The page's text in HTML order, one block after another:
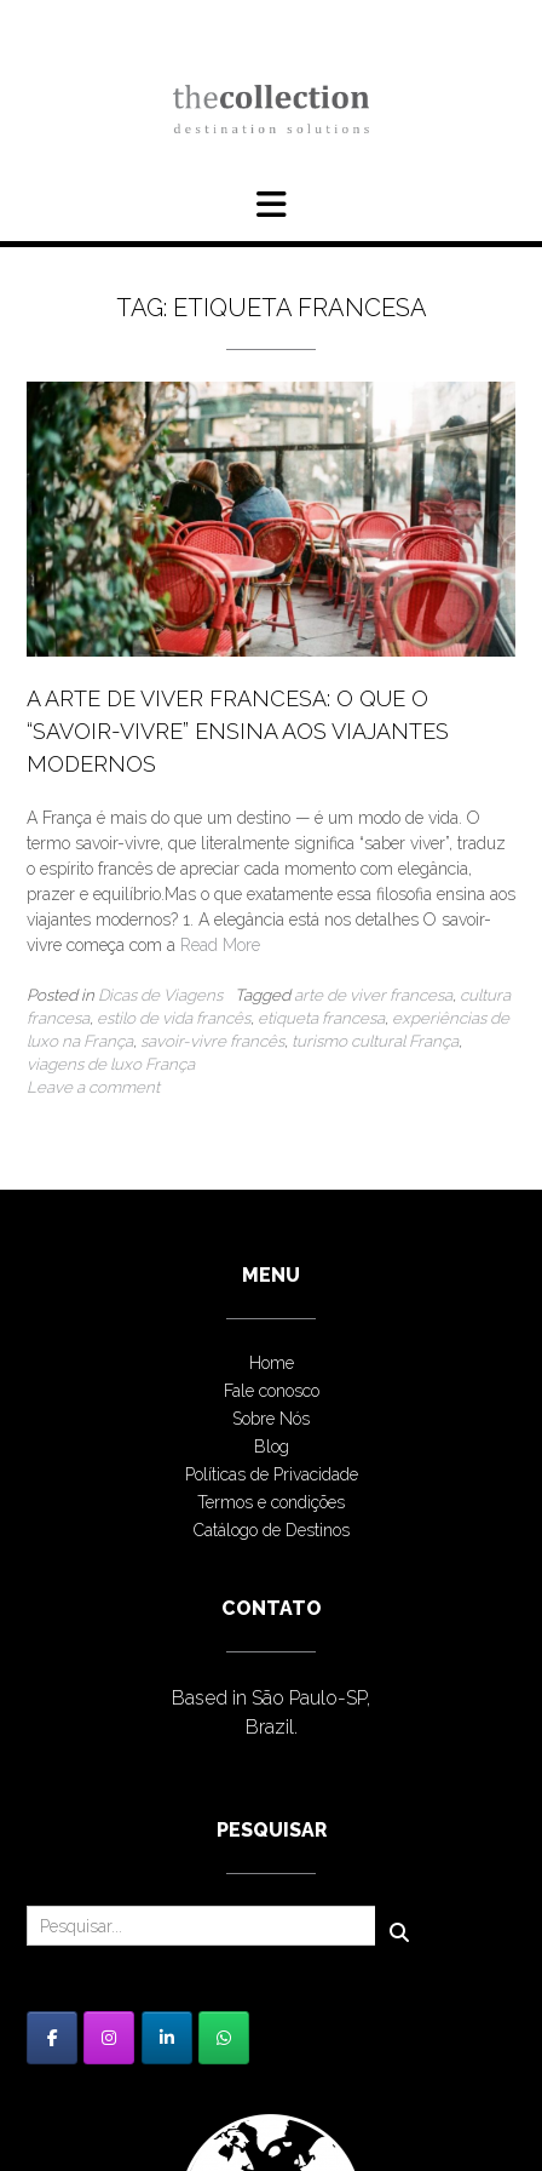
TAG: ETIQUETA FRANCESA
A ARTE DE VIVER FRANCESA: O QUE O
“SAVOIR-VIVRE” ENSINA AOS VIAJANTES
MODERNOS
A França é mais do que um destino — é um modo de vida. O
termo savoir-vivre, que literalmente significa “saber viver”, traduz
o espírito francês de apreciar cada momento com elegância,
prazer e equilíbrio.Mas o que exatamente essa filosofia ensina aos
viajantes modernos? 1. A elegância está nos detalhes O savoir-
vivre começa com a Read More
Posted in Dicas de Viagens Taggedarte de viver francesa, cultura
francesa, estilo de vida francês, etiqueta francesa, experiências de
luxo na França, savoir-vivre francês, turismo cultural França,
viagens de luxo França
Leave a comment
MENU
Home
Fale conosco
Sobre Nós
Blog
Políticas de Privacidade
Termos e condições
Catálogo de Destinos
CONTATO
Based in São Paulo-SP,
Brazil.
PESQUISAR